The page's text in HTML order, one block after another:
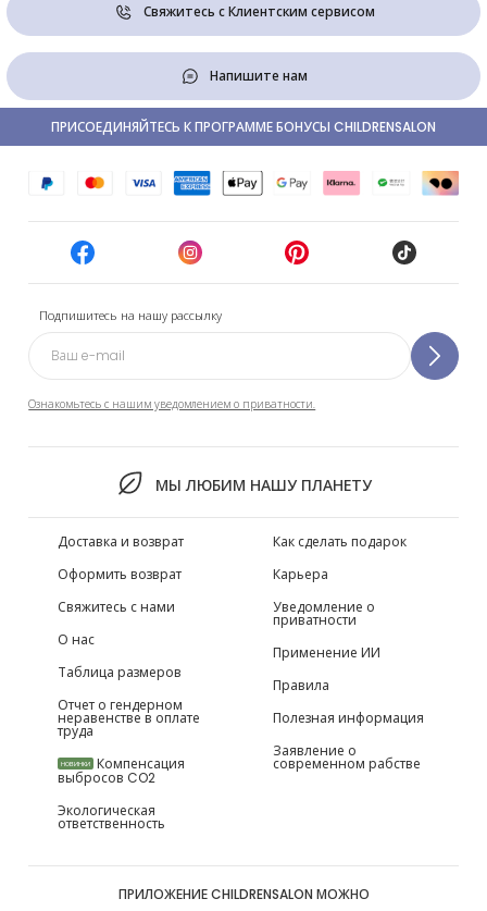
Свяжитесь с Клиентским сервисом
Напишите нам
Подпишитесь на нашу рассылку
Ознакомьтесь с нашим уведомлением о приватности.
МЫ ЛЮБИМ НАШУ ПЛАНЕТУ
ПРИСОЕДИНЯЙТЕСЬ К ПРОГРАММЕ БОНУСЫ CHILDRENSALON
Доставка и возврат
Оформить возврат
Свяжитесь с нами
О нас
Таблица размеров
Отчет о гендерном
неравенстве в оплате
труда
НОВИНКИ Компенсация
выбросов CO2
Экологическая
ответственность
Как сделать подарок
Карьера
Уведомление о
приватности
Применение ИИ
Правила
Полезная информация
Заявление о
современном рабстве
ПРИЛОЖЕНИЕ CHILDRENSALON МОЖНО